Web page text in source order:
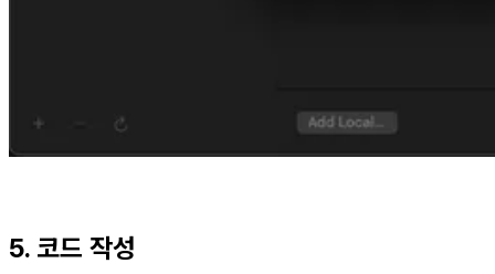
5. 코드 작성